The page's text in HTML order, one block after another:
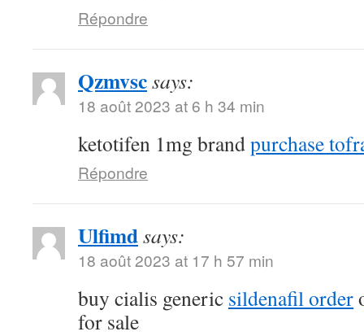
Répondre
Qzmvscsays:
18 août 2023 at 6 h 34 min
ketotifen 1mg brandpurchase
Répondre
Ulfimdsays:
18 août 2023 at 17 h 57 min
buy cialis generic sildenafil order
for sale